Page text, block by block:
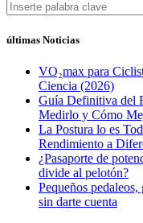
últimas Noticias
VO₂max para
Ciencia (2026)
Guía Definitiva del
Medirlo y Cómo
La Postura lo es
Rendimiento a
¿Pasaporte de
divide al pelotón?
Pequeños
sin darte cuenta